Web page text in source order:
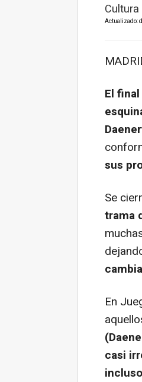
Cultura
Actualizado:
El
sus
Se
trama
En
casi